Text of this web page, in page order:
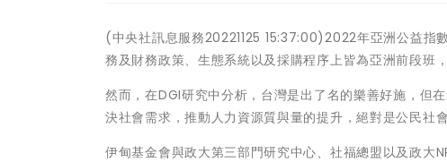
(中央社訊息服務20221125 15:37:00)2022年亞洲公益指
務及財務政策、生態系統以及採購程序上皆為亞洲前段班
然而，在DGI研究中分析，台灣是出了名的樂善好施，但
決社會需求，推動人力資源質與量的提升，絕對是公民社會
伊甸基金會與政大第三部門研究中心、社福總盟以及政大